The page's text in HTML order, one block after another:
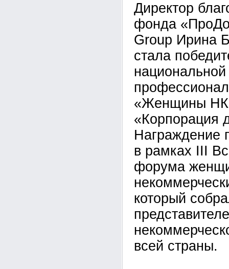
Директор
фонда
Group Ирина
стала
национальной
«Женщины
«Корпорация
Награждение
в рамках III
форума
который
всей страны.